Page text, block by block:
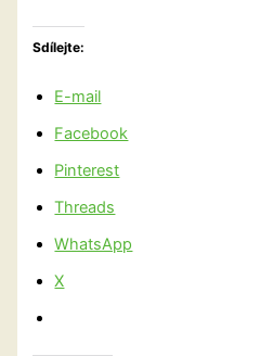
Sdílejte:
E-mail
Facebook
Pinterest
Threads
WhatsApp
X